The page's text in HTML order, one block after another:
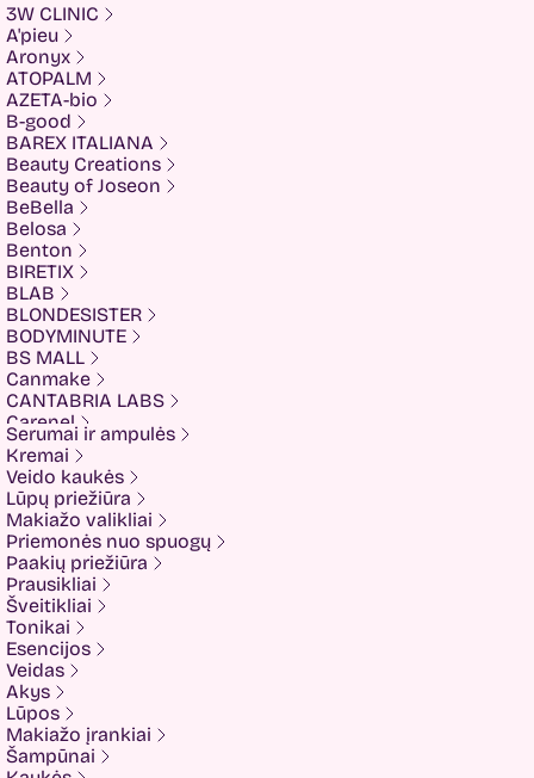
3W CLINIC
A'pieu
Aronyx
ATOPALM
AZETA-bio
B-good
BAREX ITALIANA
Beauty Creations
Beauty of Joseon
BeBella
Belosa
Benton
BIRETIX
BLAB
BLONDESISTER
BODYMINUTE
BS MALL
Canmake
CANTABRIA LABS
Carenel
CHALURE
Cherubs
Cliniccare
COSRX
COTRIL
COVEDERM
Crazy Hair
Dalton
Dear Doer
Ekseption
Elizavecca
ESFOLIO
ETUDE
Eyenlip
FaceFacts
Fariis
Serumai ir ampulės
Kremai
Veido kaukės
Lūpų priežiūra
Makiažo valikliai
Priemonės nuo spuogų
Paakių priežiūra
Prausikliai
Šveitikliai
Tonikai
Esencijos
Veidas
Akys
Lūpos
Makiažo įrankiai
Šampūnai